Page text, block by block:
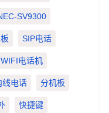
SV9300
SIP电话
WIFI电话机
线电话 分机板
快捷键